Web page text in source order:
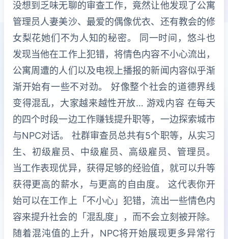
没想到乏味无聊的审查工作，竟然让他发现了公寓
管理员人妻美沙、最爱的偶像优衣、还有教会的修
女梨花她们不为人知的秘密。 同一时间，悠斗也
发现当他在工作上犯错，将情色内容不小心流出，
公寓周遭的人们以及电视上播报的新闻内容似乎渐
渐开始有一些不对劲。 好像整个社会的道德界线
变得混乱，大家越来越性开放… 游戏内容 在每天
的四个时段一边工作赚钱提升职等，一边探索城市
与NPC对话。 社群审查员总共有5个职等，从实习
生、初级雇员、中级雇员、高级雇员、管理员。
当工作表现优异，获得足够的经验值，就可以升等
获得更高的薪水，与更高的自由度。 这代表你开
始可以在工作上「不小心」犯错，流出一些情色内
容来提升社会的「混乱度」，而不会立刻被开除。
随着混沌值的上升，NPC将开始展现更多异常行